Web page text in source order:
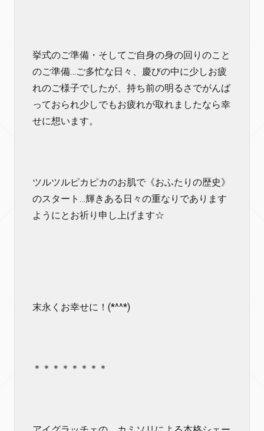
挙式のご準備・そしてご自身の身の回りのこと
のご準備…ご多忙な日々、慶びの中に少しお疲
れのご様子でしたが、持ち前の明るさでがんば
っておられ少しでもお疲れが取れましたなら幸
せに想います。
ツルツルピカピカのお肌で《おふたりの歴史》
のスタート…輝きある日々の重なりであります
ようにとお祈り申し上げます☆
末永くお幸せに！(*^^*)
＊＊＊＊＊＊＊＊